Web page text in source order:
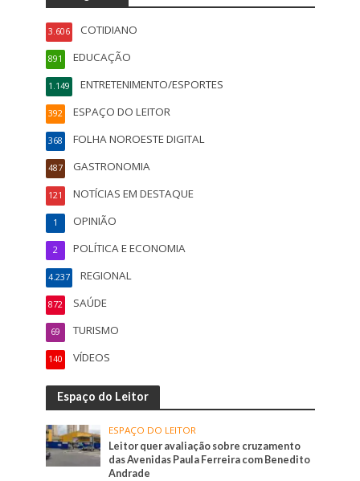
COTIDIANO
3.606
EDUCAÇÃO
891
ENTRETENIMENTO/ESPORTES
1.149
ESPAÇO DO LEITOR
392
FOLHA NOROESTE DIGITAL
368
GASTRONOMIA
487
NOTÍCIAS EM DESTAQUE
121
OPINIÃO
1
POLÍTICA E ECONOMIA
2
REGIONAL
4.237
SAÚDE
872
TURISMO
69
VÍDEOS
140
Espaço do Leitor
ESPAÇO DO LEITOR
Leitor quer avaliação sobre cruzamento
das Avenidas Paula Ferreira com Benedito
Andrade